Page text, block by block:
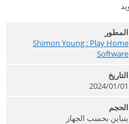
المطور
Shimon Young : Play Home
Software‏
التاريخ
2024/01/01
الحجم
يتباين بحسب الجهاز